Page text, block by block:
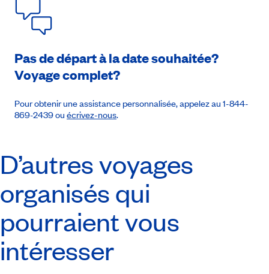
Pas de départ à la date souhaitée?
Voyage complet?
Pour obtenir une assistance personnalisée, appelez au 1-844-
869-2439 ou écrivez-nous.
D’autres voyages
organisés qui
pourraient vous
intéresser